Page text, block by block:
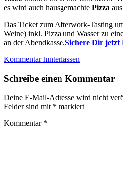
es wird auch hausgemachte Pizza
Das Ticket zum Afterwork-Tasting
Weine) inkl. Pizza und Wasser zu
an der Abendkasse.Sichere Dir jetzt
Kommentar hinterlassen
Schreibe einen Kommentar
Deine E-Mail-Adresse wird nicht
Felder sind mit * markiert
Kommentar *